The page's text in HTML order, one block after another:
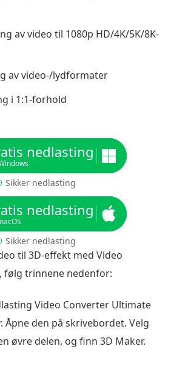
av video til 1080p HD/4K/5K/8K-
av video-/lydformater
i 1:1-forhold
nedlasting
Sikker nedlasting
nedlasting
Sikker nedlasting
til 3D-effekt med Video
følg trinnene nedenfor:
Video Converter Ultimate
Åpne den på skrivebordet. Velg
øvre delen, og finn 3D Maker.